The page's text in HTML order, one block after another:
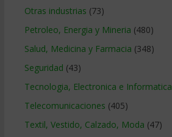
Otras industrias (73)
Petroleo, Energia y Mineria (480)
Salud, Medicina y Farmacia (348)
Seguridad (43)
Tecnologia, Electronica e Informatica
Telecomunicaciones (405)
Textil, Vestido, Calzado, Moda (47)